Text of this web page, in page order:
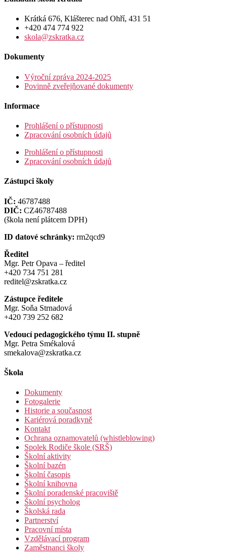
Krátká 676, Klášterec nad Ohří, 431 51
+420 474 774 922
skola@zskratka.cz
Dokumenty
Výroční zpráva 2024-2025
Povinně zveřejňované dokumenty
Informace
Prohlášení o přístupnosti
Zpracování osobních údajů
Prohlášení o přístupnosti
Zpracování osobních údajů
Zástupci školy
IČ: 46787488
DIČ: CZ46787488
(škola není plátcem DPH)
ID datové schránky: rm2qcd9
Ředitel
Mgr. Petr Opava – ředitel
+420 734 751 281
reditel@zskratka.cz
Zástupce ředitele
Mgr. Soňa Strnadová
+420 739 252 682
Vedoucí pedagogického týmu II. stupně
Mgr. Petra Smékalová
smekalova@zskratka.cz
Škola
Dokumenty
Fotogalerie
Historie a současnost
Kariérová poradkyně
Kontakt
Ochrana oznamovatelů (whistleblowing)
Spolek Rodiče škole (SRŠ)
Školní aktivity
Školní bazén
Školní časopis
Školní knihovna
Školní poradenské pracoviště
Školní psycholog
Školská rada
Partnerství
Pracovní místa
Vzdělávací program
Zaměstnanci školy